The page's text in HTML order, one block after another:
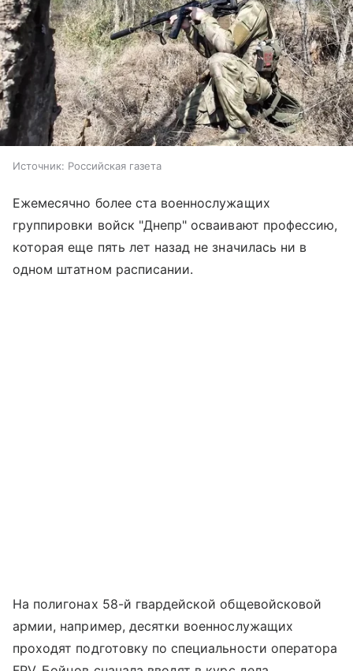
Источник: Российская газета
Ежемесячно более ста военнослужащих
группировки войск "Днепр" осваивают профессию,
которая еще пять лет назад не значилась ни в
одном штатном расписании.
На полигонах 58-й гвардейской общевойсковой
армии, например, десятки военнослужащих
проходят подготовку по специальности оператора